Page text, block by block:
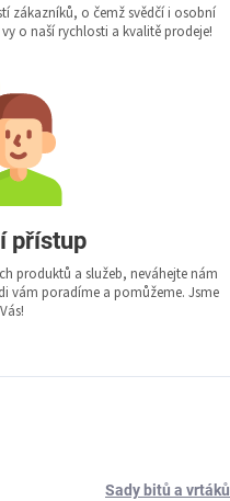
zákazníků, o čemž svědčí i osobní
o naší rychlosti a kvalitě prodeje!
přístup
produktů a služeb, neváhejte nám
vám poradíme a pomůžeme. Jsme
Sady bitů a vrtáků